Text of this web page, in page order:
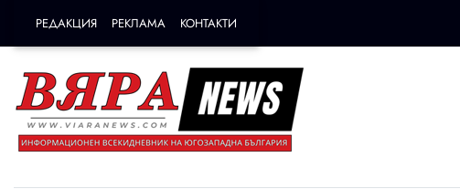
РЕДАКЦИЯ РЕКЛАМА КОНТАКТИ